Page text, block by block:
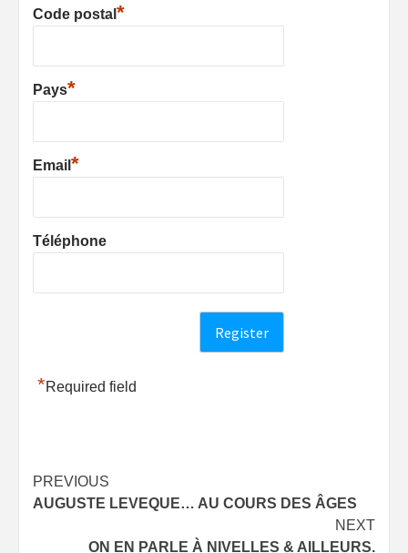
Code postal *
Pays*
Email *
Téléphone
*Required field
Post
navigation
PREVIOUS
AUGUSTE LEVEQUE… AU COURS DES ÂGES
NEXT
ON EN PARLE À NIVELLES & AILLEURS.